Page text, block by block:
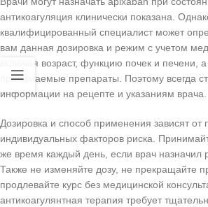
антикоагуляция клинически показана.
квалифицированный специалист может
вам данная дозировка и режим с учетом
включая возраст, функцию почек и печени,
принимаемые препараты. Поэтому всегда
информации на рецепте и указаниям врача.
Дозировка и способ применения зависят от
индивидуальных факторов риска.
же время каждый день, если врач назначил
Также не изменяйте дозу, не прекращайте
продлевайте курс без медицинской
антикоагулянтная терапия требует